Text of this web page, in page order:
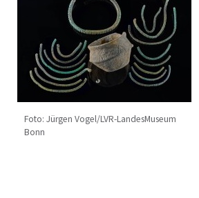
Foto: Jürgen Vogel/LVR-LandesMuseum
Bonn